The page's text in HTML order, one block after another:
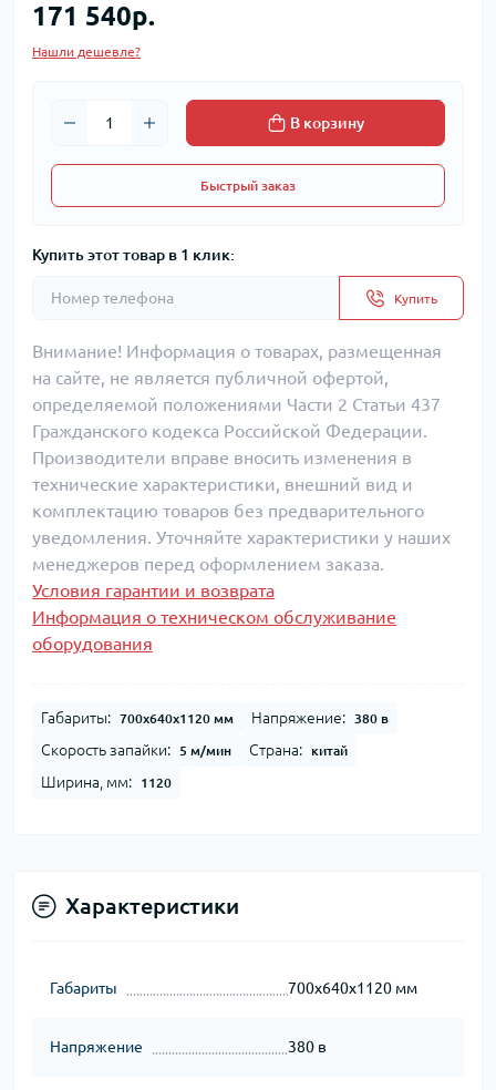
171 540р.
Нашли дешевле?
В корзину
Быстрый заказ
Купить этот товар в 1 клик:
Купить
Внимание! Информация о товарах, размещенная
на сайте, не является публичной офертой,
определяемой положениями Части 2 Статьи 437
Гражданского кодекса Российской Федерации.
Производители вправе вносить изменения в
технические характеристики, внешний вид и
комплектацию товаров без предварительного
уведомления. Уточняйте характеристики у наших
менеджеров перед оформлением заказа.
Условия гарантии и возврата
Информация о техническом обслуживание
оборудования
Габариты: 700х640х1120 мм Напряжение: 380 в
Скорость запайки: 5 м/мин Страна: китай
Ширина, мм: 1120
Характеристики
Габариты 700х640х1120 мм
Напряжение 380 в